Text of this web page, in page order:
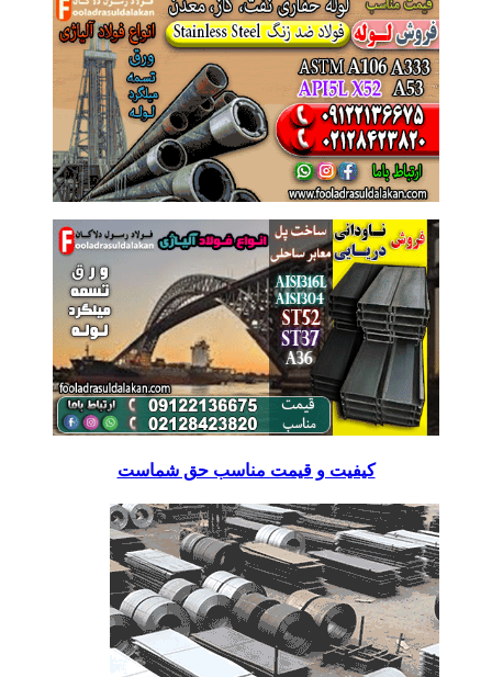
کیفیت و قیمت مناسب حق شماست